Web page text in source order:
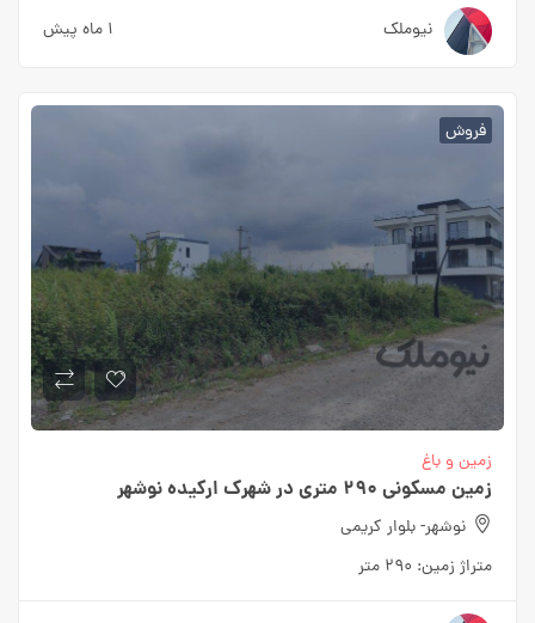
نیوملک ۱ ماه پیش
فروش
زمین و باغ
زمین مسکونی ۲۹۰ متری در شهرک ارکیده نوشهر
نوشهر- بلوار کریمی
متراژ زمین: ۲۹۰ متر